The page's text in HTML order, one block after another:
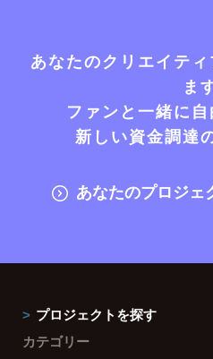
あなたのクリエイテ
ま
ファンと一緒に
新しい資金調達
あなたのプロジェ
プロジェクトを探す
カテゴリー